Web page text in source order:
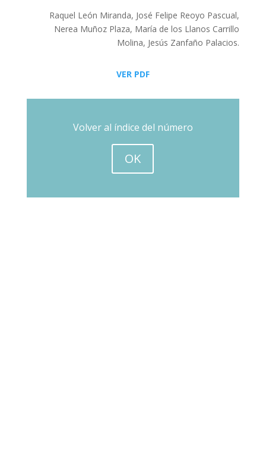
Raquel León Miranda, José Felipe Reoyo Pascual,
Nerea Muñoz Plaza, María de los Llanos Carrillo
Molina, Jesús Zanfaño Palacios.
VER PDF
Volver al índice del número
OK